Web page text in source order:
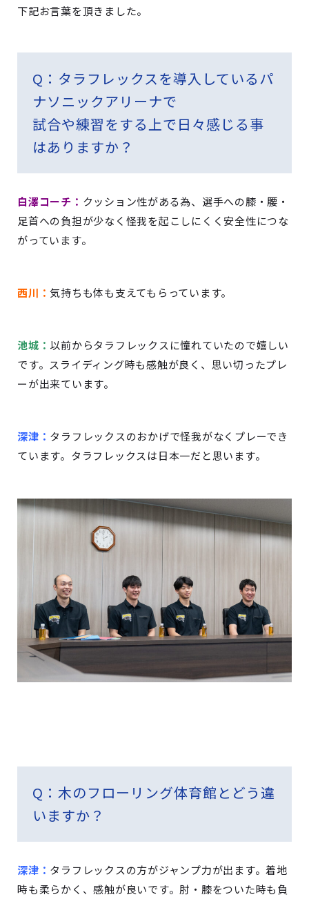
下記お言葉を頂きました。
Q ：タラフレックスを導入しているパ
ナソニックアリーナで
試合や練習をする上で日々感じる事
はありますか？
白澤コーチ： クッション性がある為、選手への膝・腰・
足首への負担が少なく怪我を起こしにくく安全性につな
がっています。
西川：気持ちも体も支えてもらっています。
池城： 以前からタラフレックスに憧れていたので嬉しい
です。スライディング時も感触が良く、思い切ったプレ
ーが出来ています。
深津： タラフレックスのおかげで怪我がなくプレーでき
ています。タラフレックスは日本一だと思います。
Q ：木のフローリング体育館とどう違
いますか？
深津： タラフレックスの方がジャンプ力が出ます。着地
時も柔らかく、感触が良いです。肘・膝をついた時も負